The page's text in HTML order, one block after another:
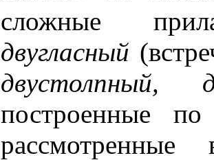
сложные
двугласный
двустолпный,
построенные